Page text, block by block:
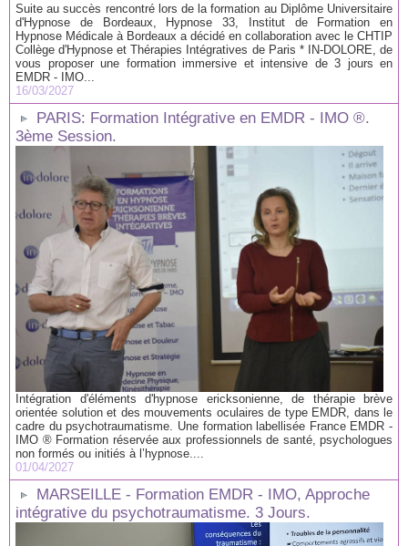
Suite au succès rencontré lors de la formation au Diplôme Universitaire
d'Hypnose de Bordeaux, Hypnose 33, Institut de Formation en
Hypnose Médicale à Bordeaux a décidé en collaboration avec le CHTIP
Collège d'Hypnose et Thérapies Intégratives de Paris * IN-DOLORE, de
vous proposer une formation immersive et intensive de 3 jours en
EMDR - IMO...
16/03/2027
PARIS: Formation Intégrative en EMDR - IMO ®.
3ème Session.
Intégration d'éléments d'hypnose ericksonienne, de thérapie brève
orientée solution et des mouvements oculaires de type EMDR, dans le
cadre du psychotraumatisme. Une formation labellisée France EMDR -
IMO ® Formation réservée aux professionnels de santé, psychologues
non formés ou initiés à l’hypnose....
01/04/2027
MARSEILLE - Formation EMDR - IMO, Approche
intégrative du psychotraumatisme. 3 Jours.